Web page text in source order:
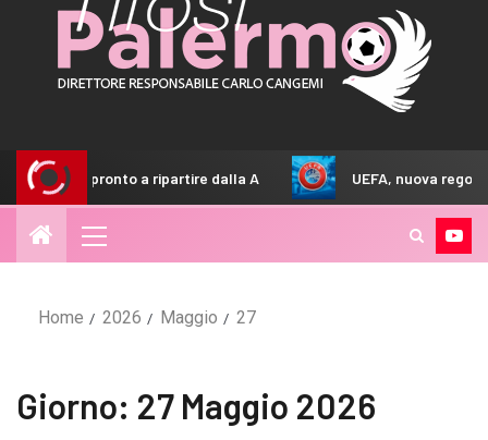
ripartire dalla A UEFA, nuova regola negli stadi: come
Home 2026 Maggio 27
Giorno: 27 Maggio 2026